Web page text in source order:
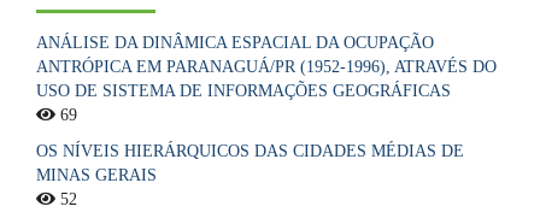
ANÁLISE DA DINÂMICA ESPACIAL DA OCUPAÇÃO
ANTRÓPICA EM PARANAGUÁ/PR (1952-1996), ATRAVÉS DO
USO DE SISTEMA DE INFORMAÇÕES GEOGRÁFICAS
69
OS NÍVEIS HIERÁRQUICOS DAS CIDADES MÉDIAS DE
MINAS GERAIS
52